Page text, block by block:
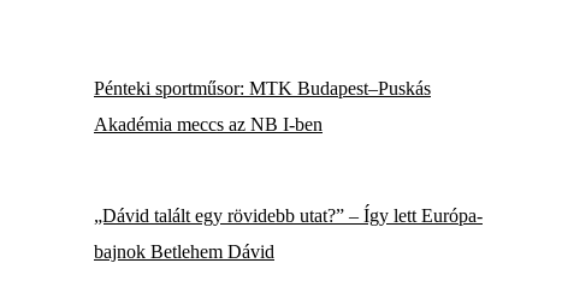
Pénteki sportműsor: MTK Budapest–Puskás
Akadémia meccs az NB I-ben
„Dávid talált egy rövidebb utat?” – Így lett Európa-
bajnok Betlehem Dávid